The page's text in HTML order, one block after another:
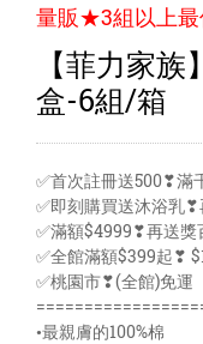
量販★3組以上最
【菲力家
盒-6組/箱
✅首次註冊送500❣滿
✅即刻購買送沐浴乳
✅滿額$4999❣再送獎
✅全館滿額$399起❣
✅桃園市❣(全館)免運
•最親膚的100%棉